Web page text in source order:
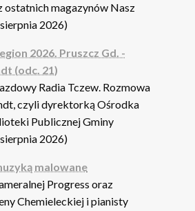
ostatnich magazynów Nasz
2026)
2026. Pruszcz Gd. -
(odc. 21)
Radia Tczew. Rozmowa
czyli dyrektorką Ośrodka
Publicznej Gminy
2026)
malowane
Progress oraz
Chemieleckiej i pianisty